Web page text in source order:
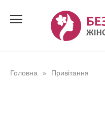
Головна » Привітання